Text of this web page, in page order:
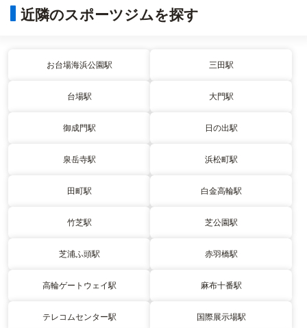
近隣のスポーツジムを探す
お台場海浜公園駅 三田駅
台場駅 大門駅
御成門駅 日の出駅
泉岳寺駅 浜松町駅
田町駅 白金高輪駅
竹芝駅 芝公園駅
芝浦ふ頭駅 赤羽橋駅
高輪ゲートウェイ駅 麻布十番駅
テレコムセンター駅 国際展示場駅